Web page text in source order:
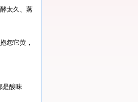
太久、蒸
怨它黄，
是酸味